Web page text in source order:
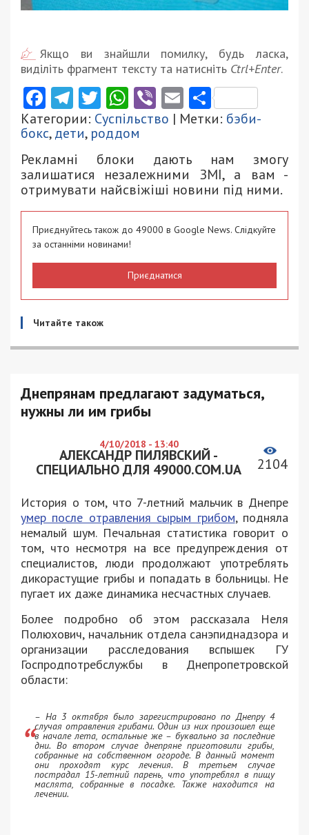
Якщо ви знайшли помилку, будь ласка,
виділіть фрагмент тексту та натисніть Ctrl+Enter.
Facebook
Telegram
Twitter
WhatsApp
ViberEmail
Категории: Суспільство | Метки: бэби-
бокс,дети, роддом
Рекламні блоки дають нам змогу
залишатися незалежними ЗМІ, а вам -
отримувати найсвіжіші новини під ними.
Приєднуйтесь також до 49000 в Google News. Слідкуйте
за останніми новинами!
Приєднатися
Читайте також
Днепрянам предлагают задуматься,
нужны ли им грибы
4/10/2018 - 13:40
АЛЕКСАНДР ПИЛЯВСКИЙ -
СПЕЦИАЛЬНО ДЛЯ 49000.COM.UA
2104
История о том, что 7-летний мальчик в Днепре
умер после отравления сырым грибом, подняла
немалый шум. Печальная статистика говорит о
том, что несмотря на все предупреждения от
специалистов, люди продолжают употреблять
дикорастущие грибы и попадать в больницы. Не
пугает их даже динамика несчастных случаев.
Более подробно об этом рассказала Неля
Полюхович, начальник отдела санэпиднадзора и
организации расследования вспышек ГУ
Госпродпотребслужбы в Днепропетровской
области:
– На 3 октября было зарегистрировано по Днепру 4
случая отравления грибами. Один из них произошел еще
в начале лета, остальные же – буквально за последние
дни. Во втором случае днепряне приготовили грибы,
собранные на собственном огороде. В данный момент
они проходят курс лечения. В третьем случае
пострадал 15-летний парень, что употреблял в пищу
маслята, собранные в посадке. Также находится на
лечении.